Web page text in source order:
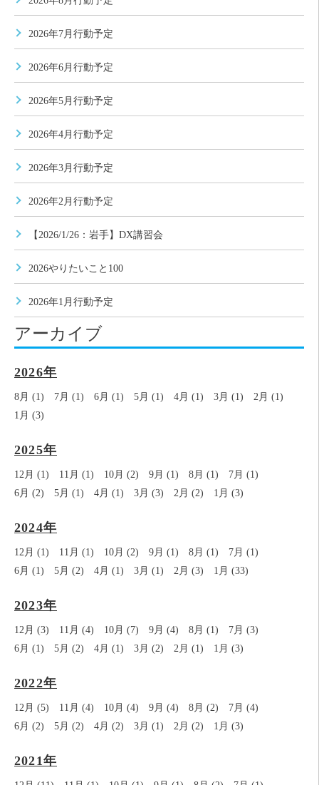
2026年7月行動予定
2026年6月行動予定
2026年5月行動予定
2026年4月行動予定
2026年3月行動予定
2026年2月行動予定
【2026/1/26：岩手】DX講習会
2026やりたいこと100
2026年1月行動予定
アーカイブ
2026年
8月 (1) 7月 (1) 6月 (1) 5月 (1) 4月 (1) 3月 (1)
2月 (1)
1月 (3)
2025年
12月 (1) 11月 (1) 10月 (2) 9月 (1) 8月 (1)
7月 (1)
6月 (2)
5月 (1) 4月 (1) 3月 (3) 2月 (2) 1月 (3)
2024年
12月 (1) 11月 (1) 10月 (2) 9月 (1) 8月 (1)
7月 (1)
6月 (1)
5月 (2) 4月 (1) 3月 (1) 2月 (3) 1月 (33)
2023年
12月 (3) 11月 (4) 10月 (7) 9月 (4) 8月 (1)
7月 (3)
6月 (1)
5月 (2) 4月 (1) 3月 (2) 2月 (1) 1月 (3)
2022年
12月 (5) 11月 (4) 10月 (4) 9月 (4) 8月 (2)
7月 (4)
6月 (2)
5月 (2) 4月 (2) 3月 (1) 2月 (2) 1月 (3)
2021年